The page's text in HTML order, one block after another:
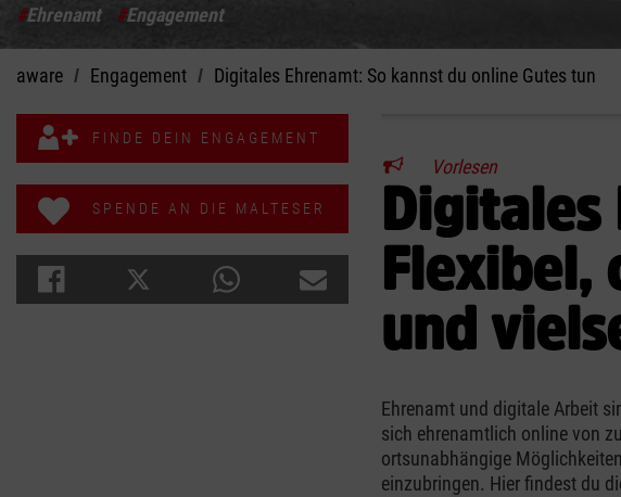
#Ehrenamt #Engagement
aware Engagement Digitales Ehrenamt: So kannst du online Gutes tun
FINDE DEIN ENGAGEMENT
SPENDE AN DIE MALTESER
Vorlesen
Flexibel,
und
Ehrenamt und digitale Arbeit
sich ehrenamtlich online von
ortsunabhängige
einzubringen. Hier findest du